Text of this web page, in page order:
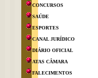
CONCURSOS
SAÚDE
ESPORTES
CANAL JURÍDICO
DIÁRIO OFICIAL
ATAS CÂMARA
FALECIMENTOS